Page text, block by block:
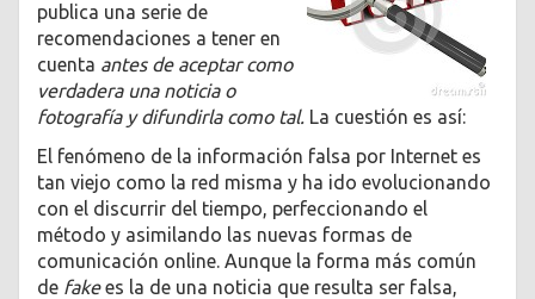
publica una serie de
recomendaciones a tener en
cuenta antes de aceptar como
verdadera una noticia o
fotografía y difundirla como tal. La cuestión es así:
El fenómeno de la información falsa por Internet es
tan viejo como la red misma y ha ido evolucionando
con el discurrir del tiempo, perfeccionando el
método y asimilando las nuevas formas de
comunicación online. Aunque la forma más común
de fakees la de una noticia que resulta ser falsa,